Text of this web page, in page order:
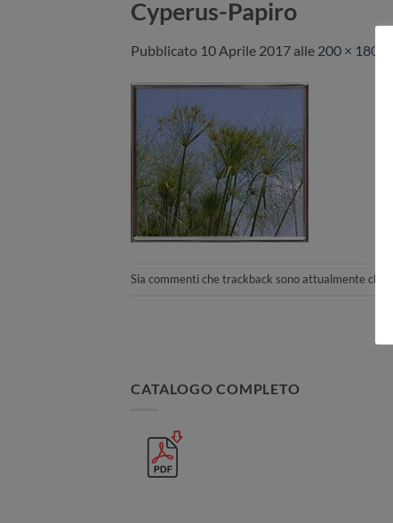
Cyperus-Papiro
Pubblicato 10 Aprile 2017 alle 200 × 180
Sia commenti che trackback sono attualmente chiusi.
CATALOGO COMPLETO